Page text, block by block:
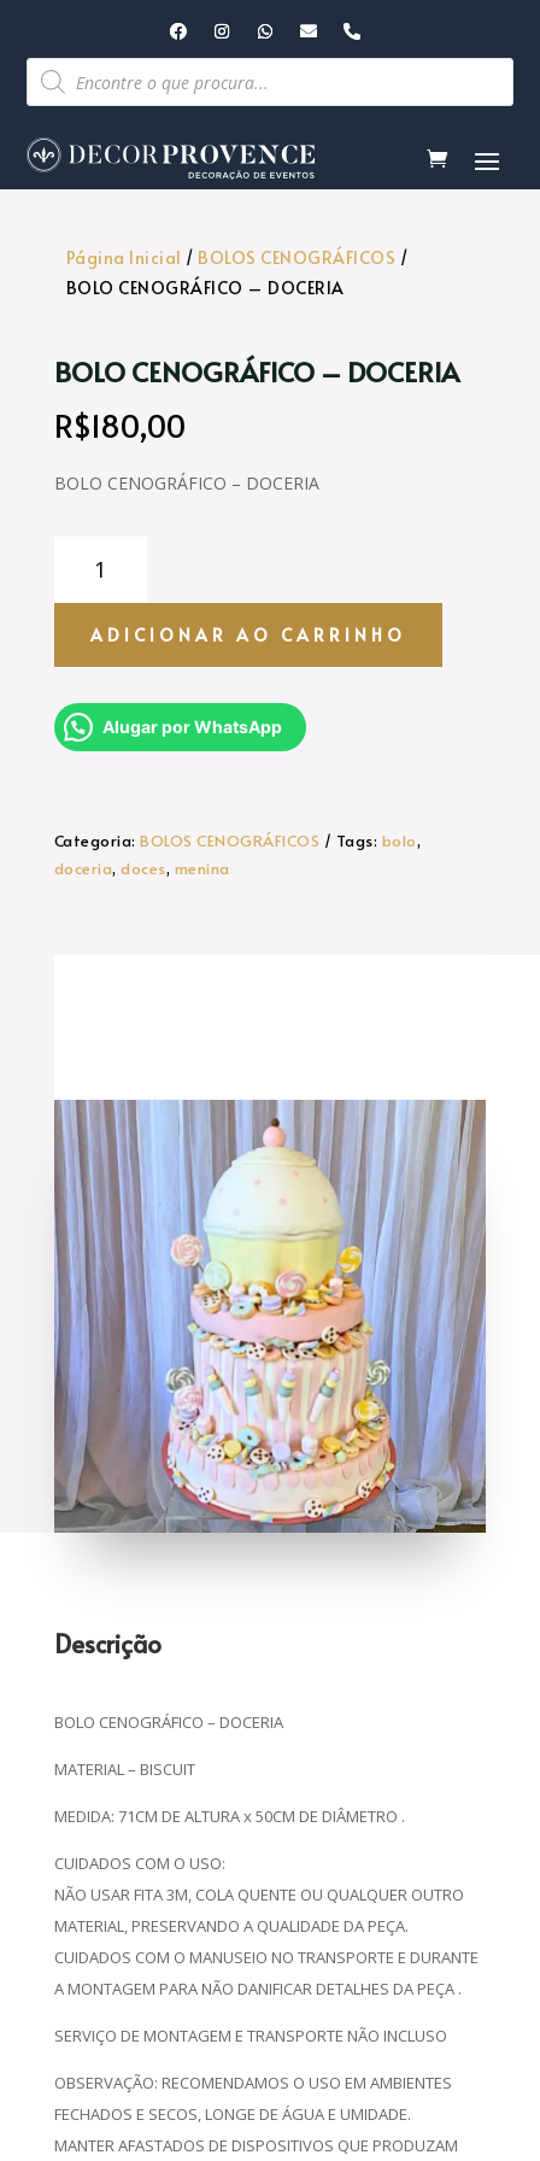
Pesquisar
produtos
Página Inicial / BOLOS CENOGRÁFICOS /
BOLO CENOGRÁFICO – DOCERIA
BOLO CENOGRÁFICO – DOCERIA
R$180,00
BOLO CENOGRÁFICO – DOCERIA
CENOGRÁFICO
-
DOCERIAADICIONAR AO CARRINHO
Alugar por WhatsApp
Categoria:BOLOS CENOGRÁFICOS Tags: bolo,
doceria,doces, menina
Descrição
BOLO CENOGRÁFICO – DOCERIA
MATERIAL – BISCUIT
MEDIDA: 71CM DE ALTURA x 50CM DE DIÂMETRO .
CUIDADOS COM O USO:
NÃO USAR FITA 3M, COLA QUENTE OU QUALQUER OUTRO
MATERIAL, PRESERVANDO A QUALIDADE DA PEÇA.
CUIDADOS COM O MANUSEIO NO TRANSPORTE E DURANTE
A MONTAGEM PARA NÃO DANIFICAR DETALHES DA PEÇA .
SERVIÇO DE MONTAGEM E TRANSPORTE NÃO INCLUSO
OBSERVAÇÃO: RECOMENDAMOS O USO EM AMBIENTES
FECHADOS E SECOS, LONGE DE ÁGUA E UMIDADE.
MANTER AFASTADOS DE DISPOSITIVOS QUE PRODUZAM